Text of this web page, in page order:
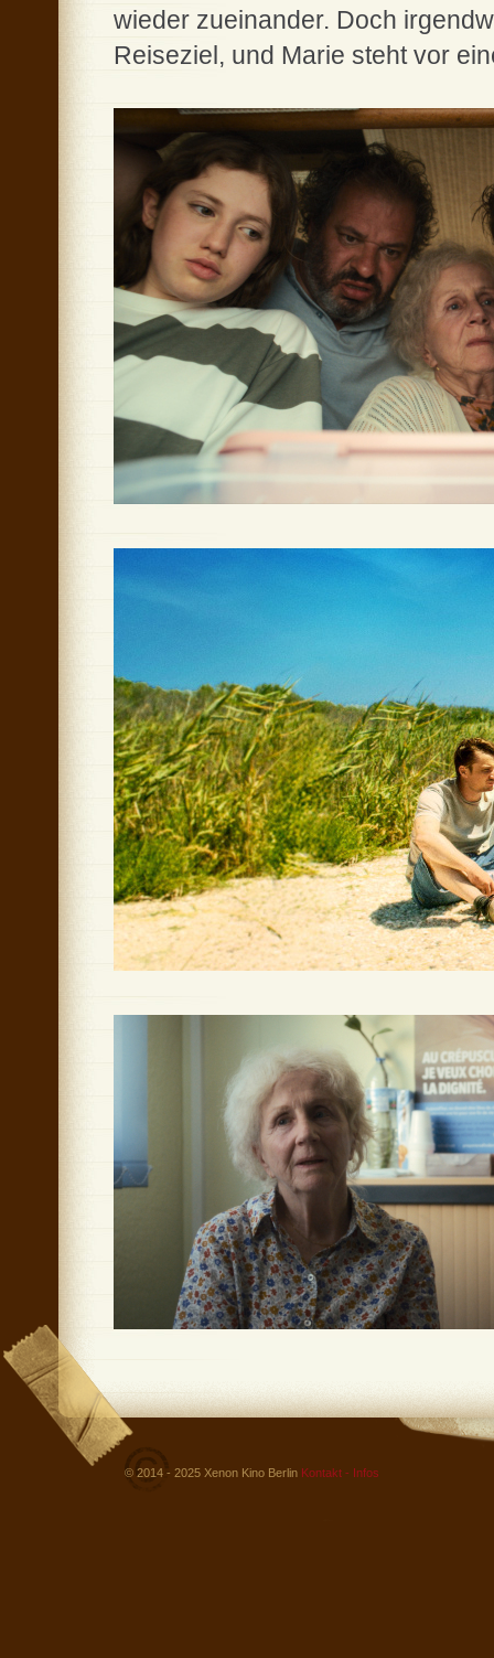
wieder zueinander. Doch
Reiseziel, und Marie steht vor
© 2014 - 2025 Xenon Kino Berlin Kontakt - Infos